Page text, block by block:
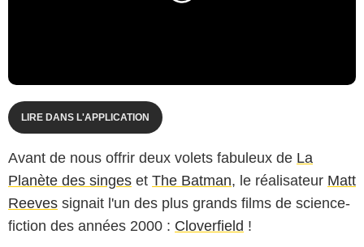
LIRE DANS L'APPLICATION
Avant de nous offrir deux volets fabuleux de La
Planète des singes et The Batman, le réalisateur Matt
Reeves signait l'un des plus grands films de science-
fiction des années 2000 : Cloverfield !